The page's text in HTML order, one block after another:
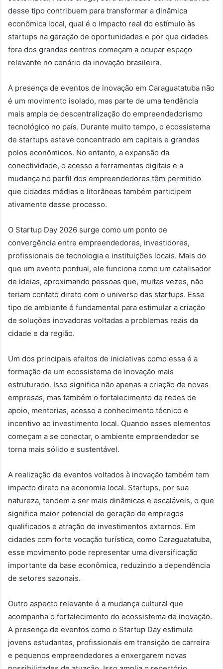
desse tipo contribuem para transformar a dinâmica
econômica local, qual é o impacto real do estímulo às
startups na geração de oportunidades e por que cidades
fora dos grandes centros começam a ocupar espaço
relevante no cenário da inovação brasileira.
A presença de eventos de inovação em Caraguatatuba não
é um movimento isolado, mas parte de uma tendência
mais ampla de descentralização do empreendedorismo
tecnológico no país. Durante muito tempo, o ecossistema
de startups esteve concentrado em capitais e grandes
polos econômicos. No entanto, a expansão da
conectividade, o acesso a ferramentas digitais e a
mudança no perfil dos empreendedores têm permitido
que cidades médias e litorâneas também participem
ativamente desse processo.
O Startup Day 2026 surge como um ponto de
convergência entre empreendedores, investidores,
profissionais de tecnologia e instituições locais. Mais do
que um evento pontual, ele funciona como um catalisador
de ideias, aproximando pessoas que, muitas vezes, não
teriam contato direto com o universo das startups. Esse
tipo de ambiente é fundamental para estimular a criação
de soluções inovadoras voltadas a problemas reais da
cidade e da região.
Um dos principais efeitos de iniciativas como essa é a
formação de um ecossistema de inovação mais
estruturado. Isso significa não apenas a criação de novas
empresas, mas também o fortalecimento de redes de
apoio, mentorias, acesso a conhecimento técnico e
incentivo ao investimento local. Quando esses elementos
começam a se conectar, o ambiente empreendedor se
torna mais sólido e sustentável.
A realização de eventos voltados à inovação também tem
impacto direto na economia local. Startups, por sua
natureza, tendem a ser mais dinâmicas e escaláveis, o que
significa maior potencial de geração de empregos
qualificados e atração de investimentos externos. Em
cidades com forte vocação turística, como Caraguatatuba,
esse movimento pode representar uma diversificação
importante da base econômica, reduzindo a dependência
de setores sazonais.
Outro aspecto relevante é a mudança cultural que
acompanha o fortalecimento do ecossistema de inovação.
A presença de eventos como o Startup Day estimula
jovens estudantes, profissionais em transição de carreira
e pequenos empreendedores a enxergarem novas